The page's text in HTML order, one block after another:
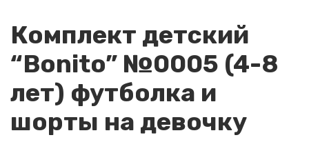
Комплект детский
“Bonito” №0005 (4-8
лет) футболка и
шорты на девочку